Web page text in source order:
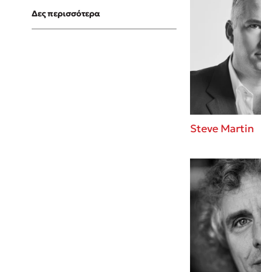
Upmarket
Young Adult
Δες περισσότερα
Steve Martin